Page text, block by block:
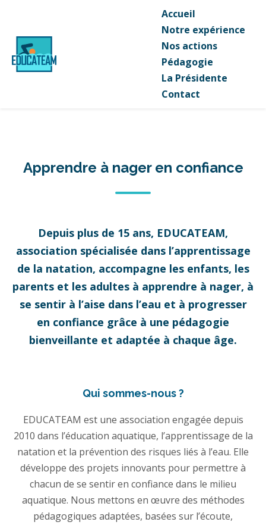
Accueil
Notre expérience
Nos actions
Pédagogie
La Présidente
Contact
Apprendre à nager en confiance
Depuis plus de 15 ans, EDUCATEAM,
association spécialisée dans l’apprentissage
de la natation, accompagne les enfants, les
parents et les adultes à apprendre à nager, à
se sentir à l’aise dans l’eau et à progresser
en confiance grâce à une pédagogie
bienveillante et adaptée à chaque âge.
Qui sommes-nous ?
EDUCATEAM est une association engagée depuis
2010 dans l’éducation aquatique, l’apprentissage de la
natation et la prévention des risques liés à l’eau. Elle
développe des projets innovants pour permettre à
chacun de se sentir en confiance dans le milieu
aquatique. Nous mettons en œuvre des méthodes
pédagogiques adaptées, basées sur l’écoute,